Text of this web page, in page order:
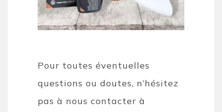
Pour toutes éventuelles
questions ou doutes, n’hésitez
pas à nous contacter à